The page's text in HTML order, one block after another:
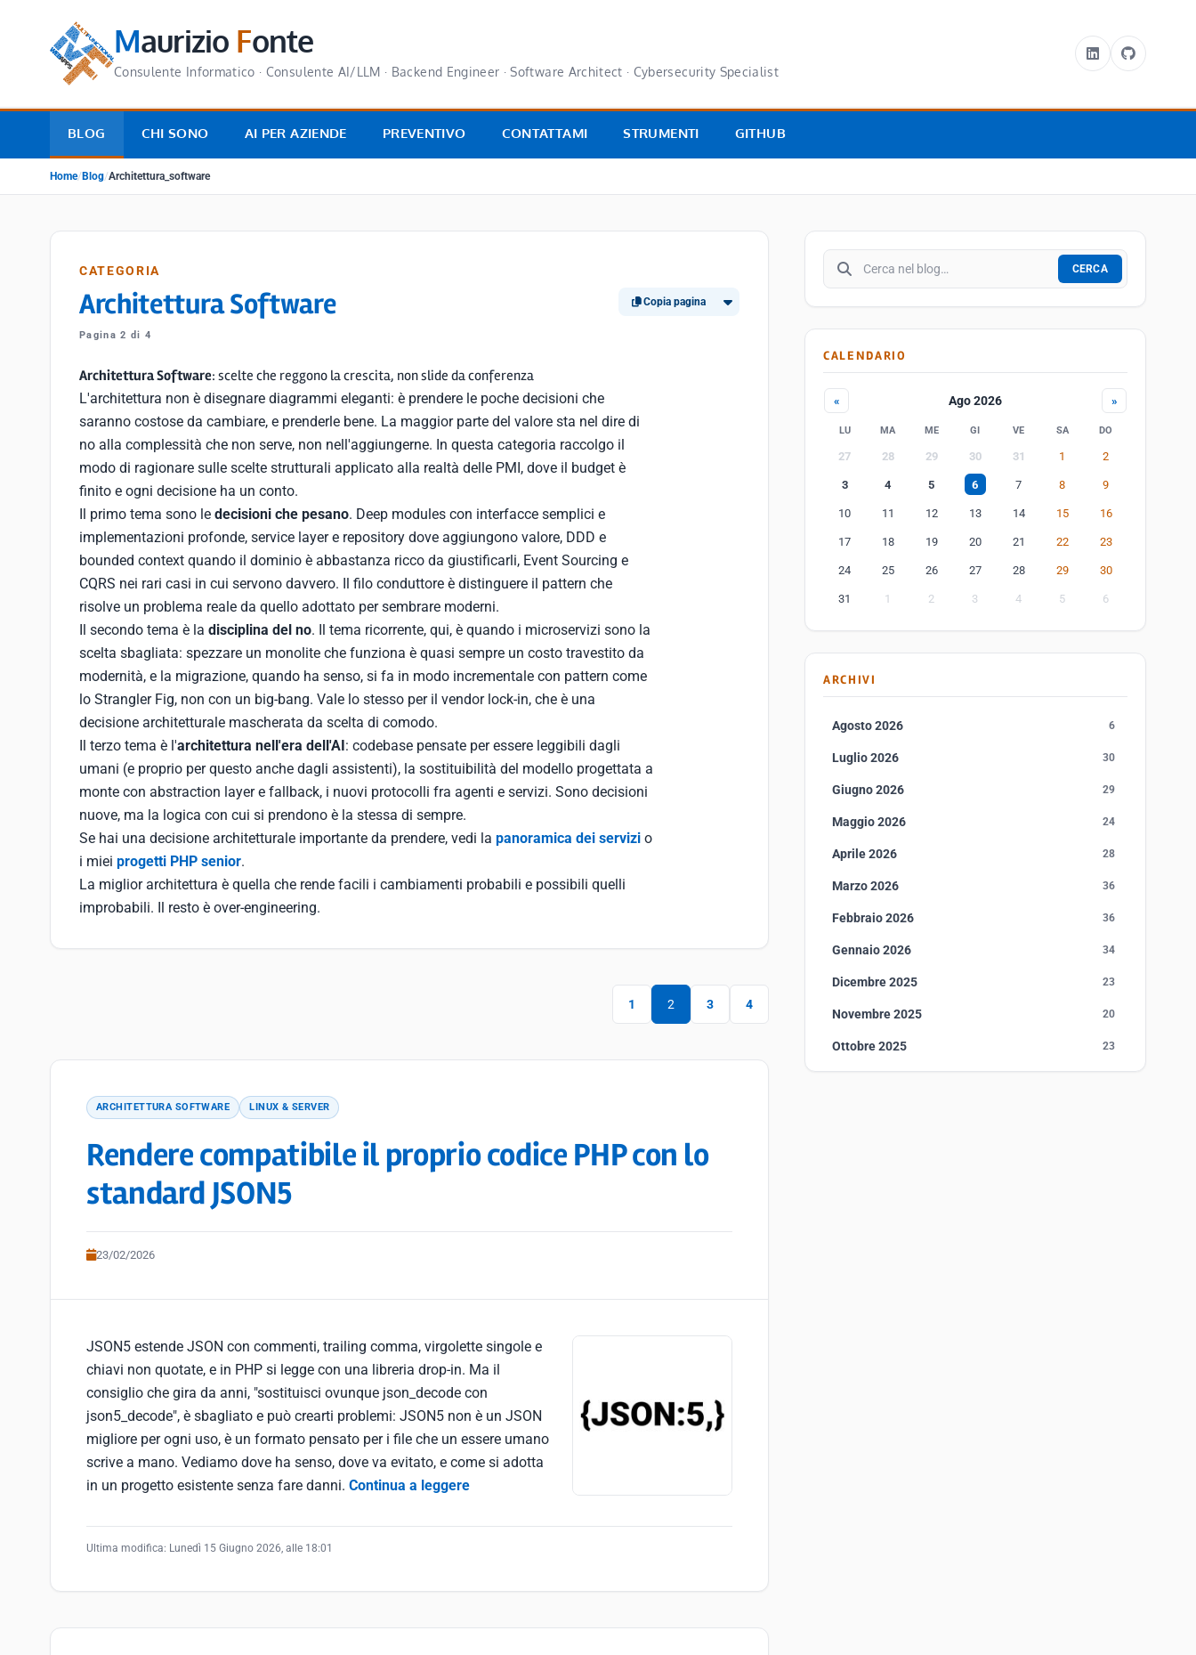
Maurizio Fonte
Consulente Informatico · Consulente AI/LLM · Backend Engineer · Software Architect · Cybersecurity Specialist
BLOG CHI SONO AI PER AZIENDE PREVENTIVO CONTATTAMI STRUMENTI GITHUB
Home/ Blog/Architettura_software
CATEGORIA
Architettura Software Copia pagina
Pagina 2 di 4
Architettura Software: scelte che reggono la crescita, non slide da conferenza
L'architettura non è disegnare diagrammi eleganti: è prendere le poche decisioni che
saranno costose da cambiare, e prenderle bene. La maggior parte del valore sta nel dire di
no alla complessità che non serve, non nell'aggiungerne. In questa categoria raccolgo il
modo di ragionare sulle scelte strutturali applicato alla realtà delle PMI, dove il budget è
finito e ogni decisione ha un conto.
Il primo tema sono le decisioni che pesano. Deep modules con interfacce semplici e
implementazioni profonde, service layer e repository dove aggiungono valore, DDD e
bounded context quando il dominio è abbastanza ricco da giustificarli, Event Sourcing e
CQRS nei rari casi in cui servono davvero. Il filo conduttore è distinguere il pattern che
risolve un problema reale da quello adottato per sembrare moderni.
Il secondo tema è la disciplina del no. Il tema ricorrente, qui, è quando i microservizi sono la
scelta sbagliata: spezzare un monolite che funziona è quasi sempre un costo travestito da
modernità, e la migrazione, quando ha senso, si fa in modo incrementale con pattern come
lo Strangler Fig, non con un big-bang. Vale lo stesso per il vendor lock-in, che è una
decisione architetturale mascherata da scelta di comodo.
Il terzo tema è l'architettura nell'era dell'AI: codebase pensate per essere leggibili dagli
umani (e proprio per questo anche dagli assistenti), la sostituibilità del modello progettata a
monte con abstraction layer e fallback, i nuovi protocolli fra agenti e servizi. Sono decisioni
nuove, ma la logica con cui si prendono è la stessa di sempre.
Se hai una decisione architetturale importante da prendere, vedi la panoramica dei servizi o
i miei progetti PHP senior.
La miglior architettura è quella che rende facili i cambiamenti probabili e possibili quelli
improbabili. Il resto è over-engineering.
1 2 3 4
ARCHITETTURA SOFTWARE LINUX & SERVER
Rendere compatibile il proprio codice PHP con lo
standard JSON5
23/02/2026
JSON5 estende JSON con commenti, trailing comma, virgolette singole e
chiavi non quotate, e in PHP si legge con una libreria drop-in. Ma il
consiglio che gira da anni, "sostituisci ovunque json_decode con
json5_decode", è sbagliato e può crearti problemi: JSON5 non è un JSON
migliore per ogni uso, è un formato pensato per i file che un essere umano
scrive a mano. Vediamo dove ha senso, dove va evitato, e come si adotta
in un progetto esistente senza fare danni. Continua a leggere
Ultima modifica: Lunedì 15 Giugno 2026, alle 18:01
Cerca nel blog
CERCA
CALENDARIO
« Ago 2026 »
LU MA ME GI VE SA DO
27 28 29 30 31 1 2
3 4 5 6 7 8 9
10 11 12 13 14 15 16
17 18 19 20 21 22 23
24 25 26 27 28 29 30
31 1 2 3 4 5 6
ARCHIVI
Agosto 2026 6
Luglio 2026 30
Giugno 2026 29
Maggio 2026 24
Aprile 2026 28
Marzo 2026 36
Febbraio 2026 36
Gennaio 2026 34
Dicembre 2025 23
Novembre 2025 20
Ottobre 2025 23